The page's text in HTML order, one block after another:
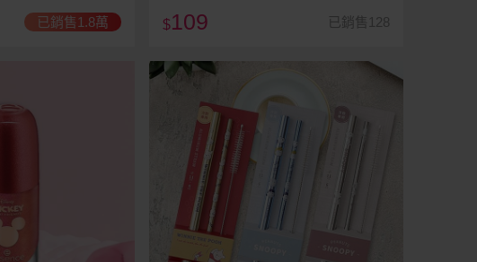
已銷售1.8萬 $109 已銷售128